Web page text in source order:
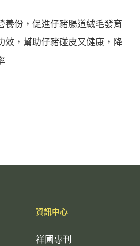
養份，促進仔豬腸道絨毛發育
效，幫助仔豬碰皮又健康，降
資訊中心
祥圃專刊